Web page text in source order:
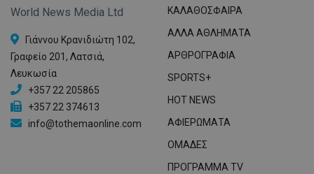
World News Media Ltd
Γιάννου Κρανιδιώτη 102,
Γραφείο 201, Λατσιά,
Λευκωσία
+357 22 205865
+357 22 374613
info@tothemaonline.com
ΚΑΛΑΘΟΣΦΑΙΡΑ
ΑΛΛΑ ΑΘΛΗΜΑΤΑ
ΑΡΘΡΟΓΡΑΦΙΑ
SPORTS+
HOT NEWS
ΑΦΙΕΡΩΜΑΤΑ
ΟΜΑΔΕΣ
ΠΡΟΓΡΑΜΜΑ TV